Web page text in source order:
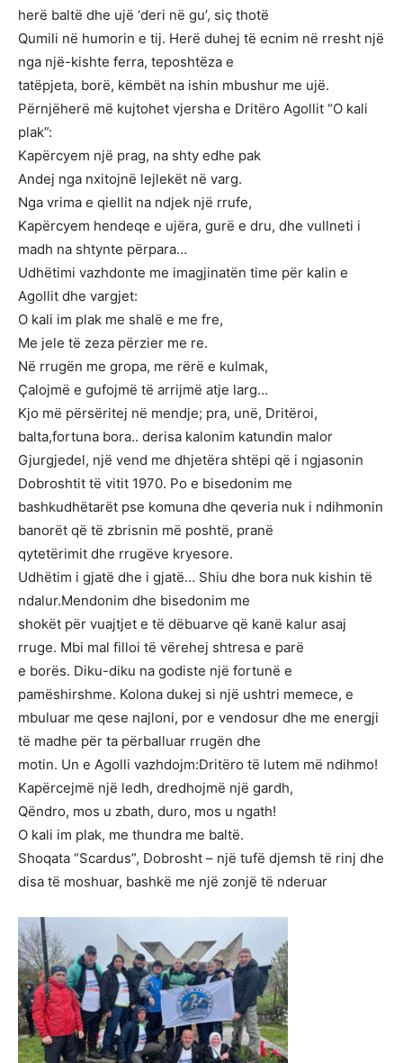
herë baltë dhe ujë ‘deri në gu’, siç thotë
Qumili në humorin e tij. Herë duhej të ecnim në rresht një
nga një-kishte ferra, teposhtëza e
tatëpjeta, borë, këmbët na ishin mbushur me ujë.
Përnjëherë më kujtohet vjersha e Dritëro Agollit “O kali
plak”:
Kapërcyem një prag, na shty edhe pak
Andej nga nxitojnë lejlekët në varg.
Nga vrima e qiellit na ndjek një rrufe,
Kapërcyem hendeqe e ujëra, gurë e dru, dhe vullneti i
madh na shtynte përpara…
Udhëtimi vazhdonte me imagjinatën time për kalin e
Agollit dhe vargjet:
O kali im plak me shalë e me fre,
Me jele të zeza përzier me re.
Në rrugën me gropa, me rërë e kulmak,
Çalojmë e gufojmë të arrijmë atje larg…
Kjo më përsëritej në mendje; pra, unë, Dritëroi,
balta,fortuna bora.. derisa kalonim katundin malor
Gjurgjedel, një vend me dhjetëra shtëpi që i ngjasonin
Dobroshtit të vitit 1970. Po e bisedonim me
bashkudhëtarët pse komuna dhe qeveria nuk i ndihmonin
banorët që të zbrisnin më poshtë, pranë
qytetërimit dhe rrugëve kryesore.
Udhëtim i gjatë dhe i gjatë… Shiu dhe bora nuk kishin të
ndalur.Mendonim dhe bisedonim me
shokët për vuajtjet e të dëbuarve që kanë kalur asaj
rruge. Mbi mal filloi të vërehej shtresa e parë
e borës. Diku-diku na godiste një fortunë e
pamëshirshme. Kolona dukej si një ushtri memece, e
mbuluar me qese najloni, por e vendosur dhe me energji
të madhe për ta përballuar rrugën dhe
motin. Un e Agolli vazhdojm:Dritëro të lutem më ndihmo!
Kapërcejmë një ledh, dredhojmë një gardh,
Qëndro, mos u zbath, duro, mos u ngath!
O kali im plak, me thundra me baltë.
Shoqata “Scardus”, Dobrosht – një tufë djemsh të rinj dhe
disa të moshuar, bashkë me një zonjë të nderuar